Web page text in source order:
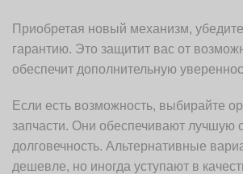
Приобретая новый механизм,
гарантию. Это защитит вас от
обеспечит дополнительную
Если есть возможность, выбирайте
запчасти. Они обеспечивают лучшую
долговечность. Альтернативные
дешевле, но иногда уступают в